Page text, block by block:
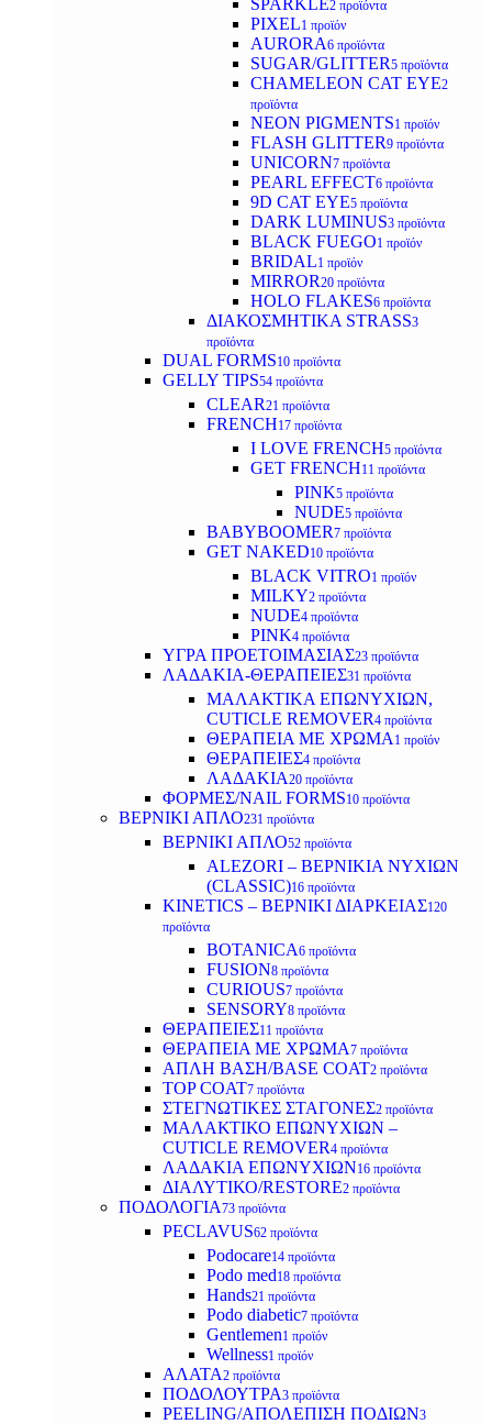
SPARKLE2 προϊόντα
PIXEL1 προϊόν
AURORA6 προϊόντα
SUGAR/GLITTER5 προϊόντα
CHAMELEON CAT EYE2
προϊόντα
NEON PIGMENTS1 προϊόν
FLASH GLITTER9 προϊόντα
UNICORN7 προϊόντα
PEARL EFFECT6 προϊόντα
9D CAT EYE5 προϊόντα
DARK LUMINUS3 προϊόντα
BLACK FUEGO1 προϊόν
BRIDAL1 προϊόν
MIRROR20 προϊόντα
HOLO FLAKES6 προϊόντα
ΔΙΑΚΟΣΜΗΤΙΚΑ STRASS3
προϊόντα
DUAL FORMS10 προϊόντα
GELLY TIPS54 προϊόντα
CLEAR21 προϊόντα
FRENCH17 προϊόντα
I LOVE FRENCH5 προϊόντα
GET FRENCH11 προϊόντα
PINK5 προϊόντα
NUDE5 προϊόντα
BABYBOOMER7 προϊόντα
GET NAKED10 προϊόντα
BLACK VITRO1 προϊόν
MILKY2 προϊόντα
NUDE4 προϊόντα
PINK4 προϊόντα
ΥΓΡΑ ΠΡΟΕΤΟΙΜΑΣΙΑΣ23 προϊόντα
ΛΑΔΑΚΙΑ-ΘΕΡΑΠΕΙΕΣ31 προϊόντα
ΜΑΛΑΚΤΙΚΑ ΕΠΩΝΥΧΙΩΝ,
CUTICLE REMOVER4 προϊόντα
ΘΕΡΑΠΕΙΑ ΜΕ ΧΡΩΜΑ 1 προϊόν
ΘΕΡΑΠΕΙΕΣ4 προϊόντα
ΛΑΔΑΚΙΑ20 προϊόντα
ΦΟΡΜΕΣ/NAIL FORMS10 προϊόντα
ΒΕΡΝΙΚΙ ΑΠΛΟ231 προϊόντα
ΒΕΡΝΙΚΙ ΑΠΛΟ52 προϊόντα
ALEZORI – ΒΕΡΝΙΚΙΑ ΝΥΧΙΩΝ
(CLASSIC)16 προϊόντα
KINETICS – ΒΕΡΝΙΚΙ ΔΙΑΡΚΕΙΑΣ120
προϊόντα
BOTANICA6 προϊόντα
FUSION8 προϊόντα
CURIOUS7 προϊόντα
SENSORY8 προϊόντα
ΘΕΡΑΠΕΙΕΣ11 προϊόντα
ΘΕΡΑΠΕΙΑ ΜΕ ΧΡΩΜΑ7 προϊόντα
ΑΠΛΗ ΒΑΣΗ/BASE COAT2 προϊόντα
TOP COAT7 προϊόντα
ΣΤΕΓΝΩΤΙΚΕΣ ΣΤΑΓΟΝΕΣ2 προϊόντα
ΜΑΛΑΚΤΙΚΟ ΕΠΩΝΥΧΙΩΝ –
CUTICLE REMOVER4 προϊόντα
ΛΑΔΑΚΙΑ ΕΠΩΝΥΧΙΩΝ16 προϊόντα
ΔΙΑΛΥΤΙΚΟ/RESTORE2 προϊόντα
ΠΟΔΟΛΟΓΙΑ73 προϊόντα
PECLAVUS62 προϊόντα
Podocare14 προϊόντα
Podo med18 προϊόντα
Hands21 προϊόντα
Podo diabetic7 προϊόντα
Gentlemen1 προϊόν
Wellness1 προϊόν
ΑΛΑΤΑ2 προϊόντα
ΠΟΔΟΛΟΥΤΡΑ3 προϊόντα
PEELING/ΑΠΟΛΕΠΙΣΗ ΠΟΔΙΩΝ3